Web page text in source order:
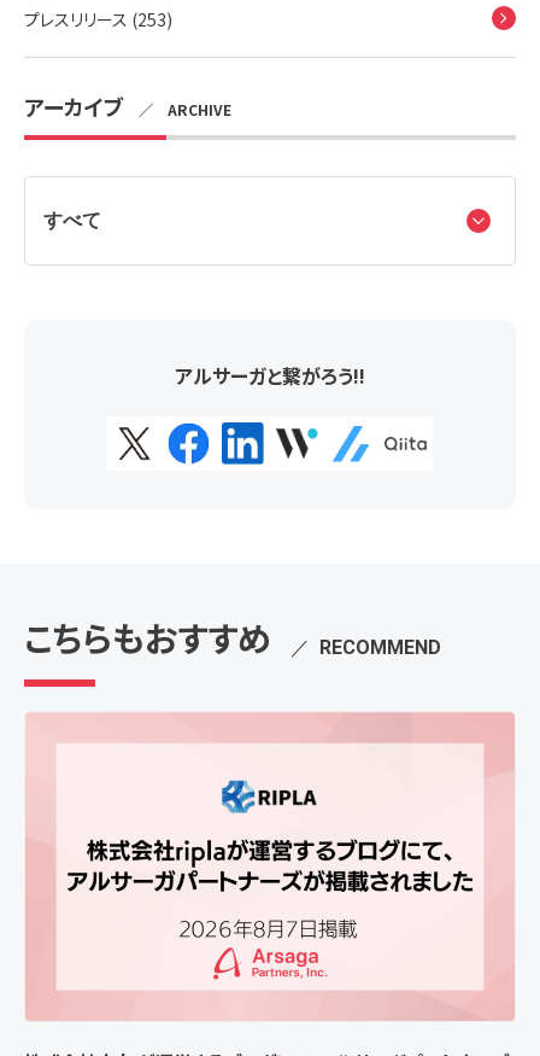
プレスリリース (253)
アーカイブ ／ ARCHIVE
アルサーガと繋がろう!!
こちらもおすすめ ／ RECOMMEND